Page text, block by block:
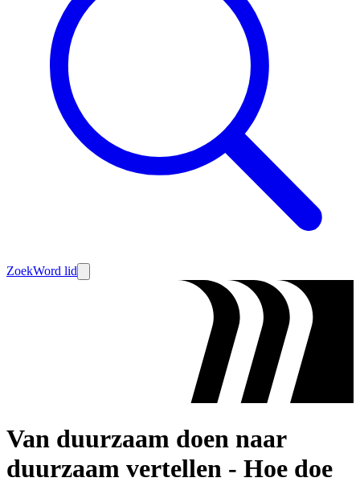
ZoekWord lid
Van duurzaam doen naar
duurzaam vertellen - Hoe doe